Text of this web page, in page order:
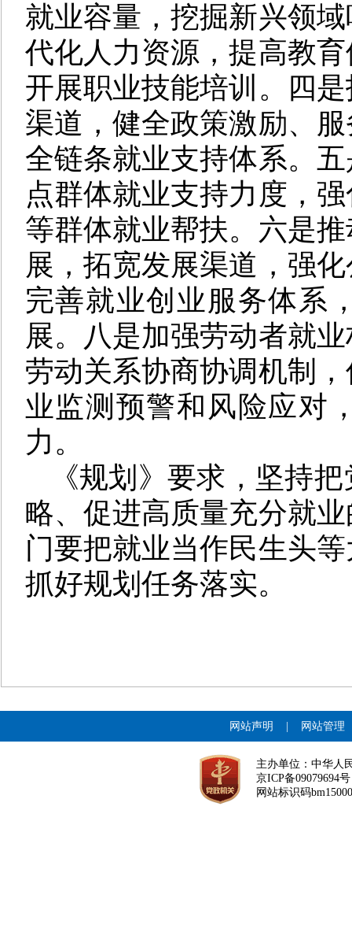
就业容量，挖掘新兴领
代化人力资源，提高教
开展职业技能培训。四
渠道，健全政策激励、
全链条就业支持体系。
点群体就业支持力度，
等群体就业帮扶。六是
展，拓宽发展渠道，强
完善就业创业服务体系
展。八是加强劳动者就
劳动关系协商协调机制
业监测预警和风险应对
力。
《规划》要求，坚持
略、促进高质量充分就
门要把就业当作民生头
抓好规划任务落实。